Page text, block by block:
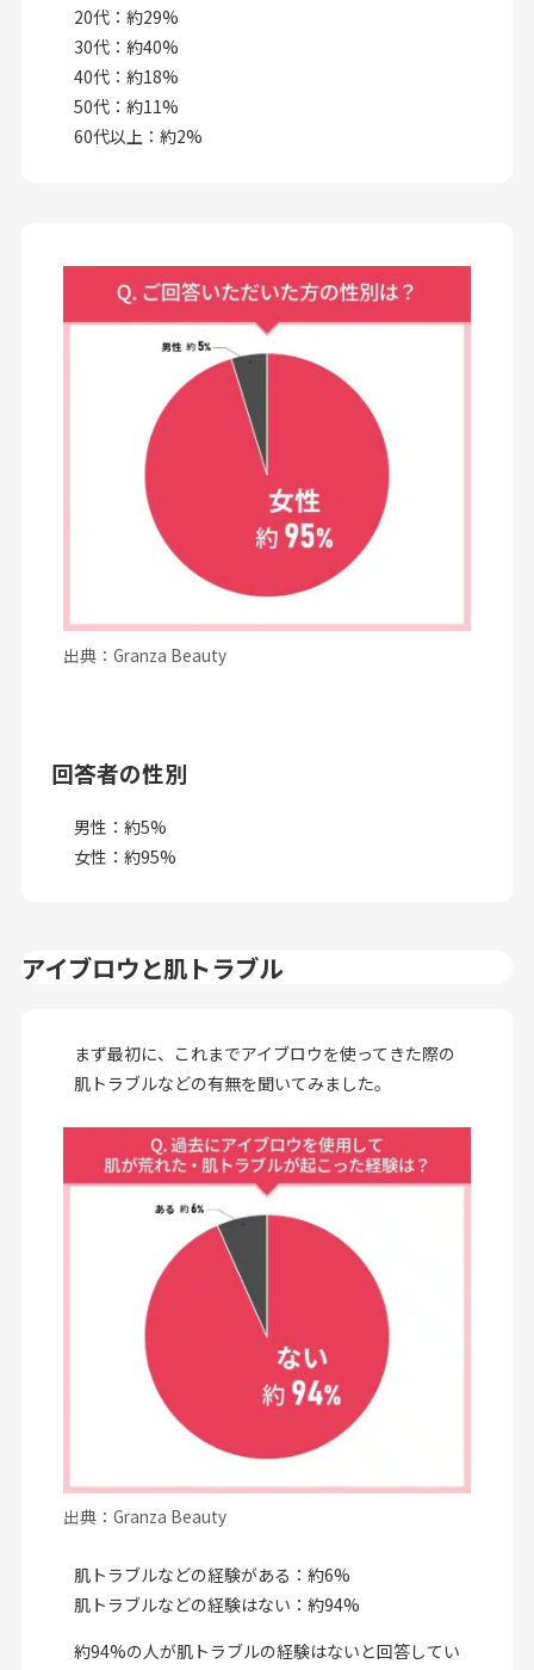
20代：約29%
30代：約40%
40代：約18%
50代：約11%
60代以上：約2%
出典：Granza Beauty
回答者の性別
男性：約5%
女性：約95%
アイブロウと肌トラブル
まず最初に、これまでアイブロウを使ってきた際の
肌トラブルなどの有無を聞いてみました。
出典：Granza Beauty
肌トラブルなどの経験がある：約6%
肌トラブルなどの経験はない：約94%
約94%の人が肌トラブルの経験はないと回答してい